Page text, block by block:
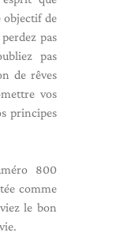
objectif de
pas
pas
de rêves
vos
principes
800
comme
le bon